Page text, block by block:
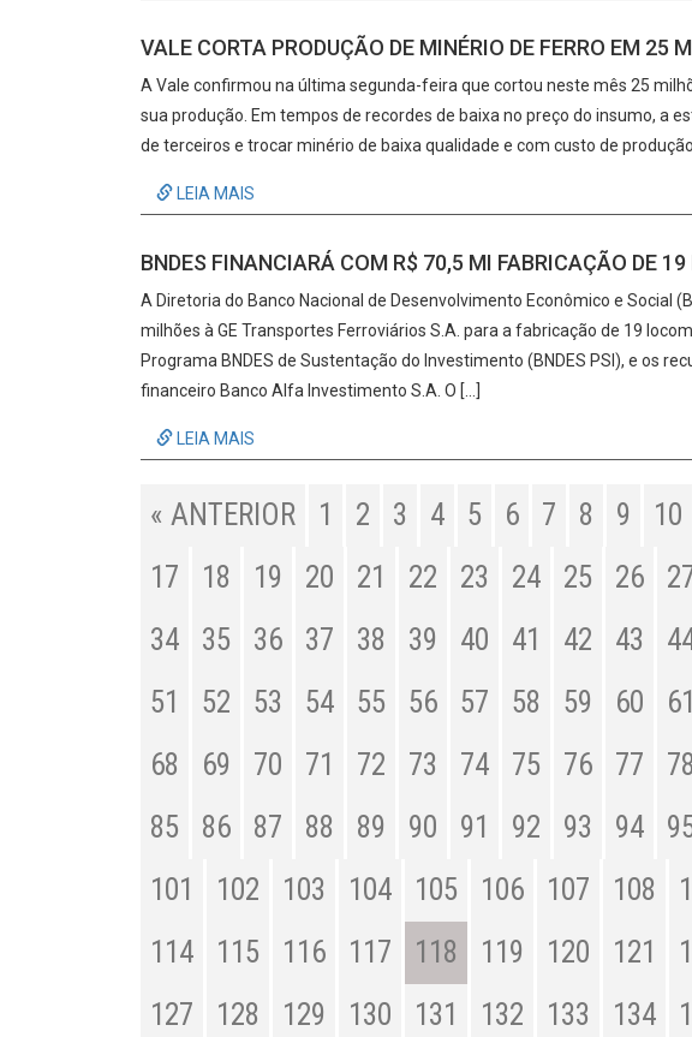
VALE CORTA PRODUÇÃO DE MINÉRIO DE FERRO EM 25
A Vale confirmou na última segunda-feira que cortou neste mês 25
sua produção. Em tempos de recordes de baixa no preço do insumo, a
de terceiros e trocar minério de baixa qualidade e com custo de
LEIA MAIS
BNDES FINANCIARÁ COM R$ 70,5 MI FABRICAÇÃO DE
A Diretoria do Banco Nacional de Desenvolvimento Econômico e Social
milhões à GE Transportes Ferroviários S.A. para a fabricação de 19
Programa BNDES de Sustentação do Investimento (BNDES PSI), e os
financeiro Banco Alfa Investimento S.A. O […]
LEIA MAIS
« ANTERIOR 1 2 3 4 5 6 7 8 9 10
17
18 19 20 21 22 23 24 25 26
34
35 36 37 38 39 40 41 42 43
51
52 53 54 55 56 57 58 59 60 61
68
69 70 71 72 73 74 75 76 77 78
85
86 87 88 89 90 91 92 93 94
101
102 103 104 105 106 107 108
114
115 116 117 118 119 120 121
127
128 129 130 131 132 133 134